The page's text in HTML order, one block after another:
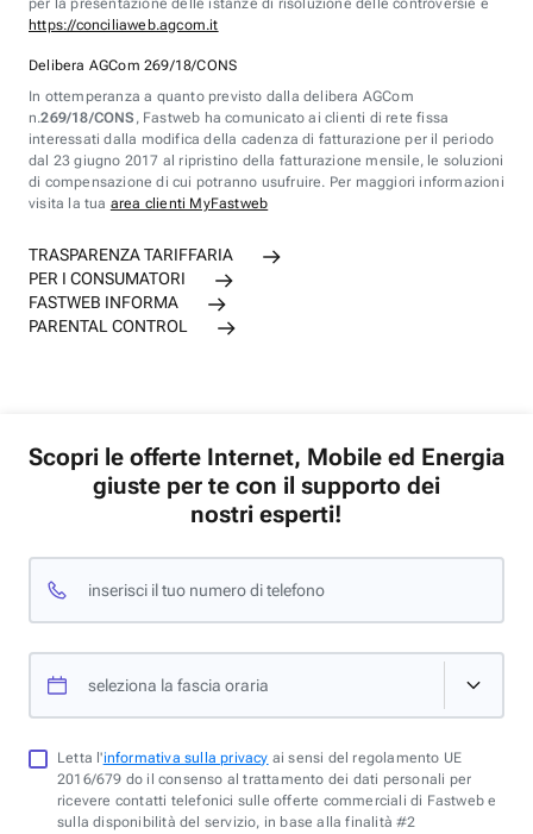
per la presentazione delle istanze di risoluzione delle controversie è
https://conciliaweb.agcom.it
Delibera AGCom 269/18/CONS
In ottemperanza a quanto previsto dalla delibera AGCom
n.269/18/CONS , Fastweb ha comunicato ai clienti di rete fissa
interessati dalla modifica della cadenza di fatturazione per il periodo
dal 23 giugno 2017 al ripristino della fatturazione mensile, le soluzioni
di compensazione di cui potranno usufruire. Per maggiori informazioni
visita la tua area clienti MyFastweb
TRASPARENZA TARIFFARIA
PER I CONSUMATORI
FASTWEB INFORMA
PARENTAL CONTROL
Scopri le offerte Internet, Mobile ed Energia
giuste per te con il supporto dei
nostri esperti!
inserisci il tuo numero di telefono
seleziona la fascia oraria
Letta l'informativa sulla privacy ai sensi del regolamento UE
2016/679 do il consenso al trattamento dei dati personali per
ricevere contatti telefonici sulle offerte commerciali di Fastweb e
sulla disponibilità del servizio, in base alla finalità #2